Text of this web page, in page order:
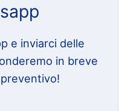
e inviarci delle
in breve